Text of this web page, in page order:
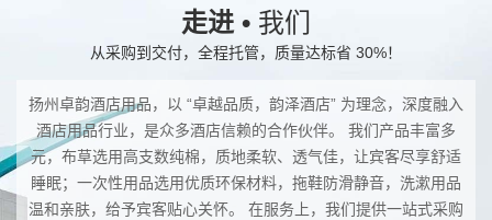
走进 • 我们
从采购到交付，全程托管，质量达标省 30%！
扬州卓韵酒店用品，以 “卓越品质，韵泽酒店” 为理念，深度融入
酒店用品行业，是众多酒店信赖的合作伙伴。 我们产品丰富多
元，布草选用高支数纯棉，质地柔软、透气佳，让宾客尽享舒适
睡眠；一次性用品选用优质环保材料，拖鞋防滑静音，洗漱用品
温和亲肤，给予宾客贴心关怀。 在服务上，我们提供一站式采购